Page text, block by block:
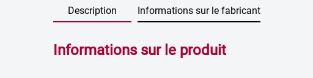
Description Informations sur le fabricant
Informations sur le produit